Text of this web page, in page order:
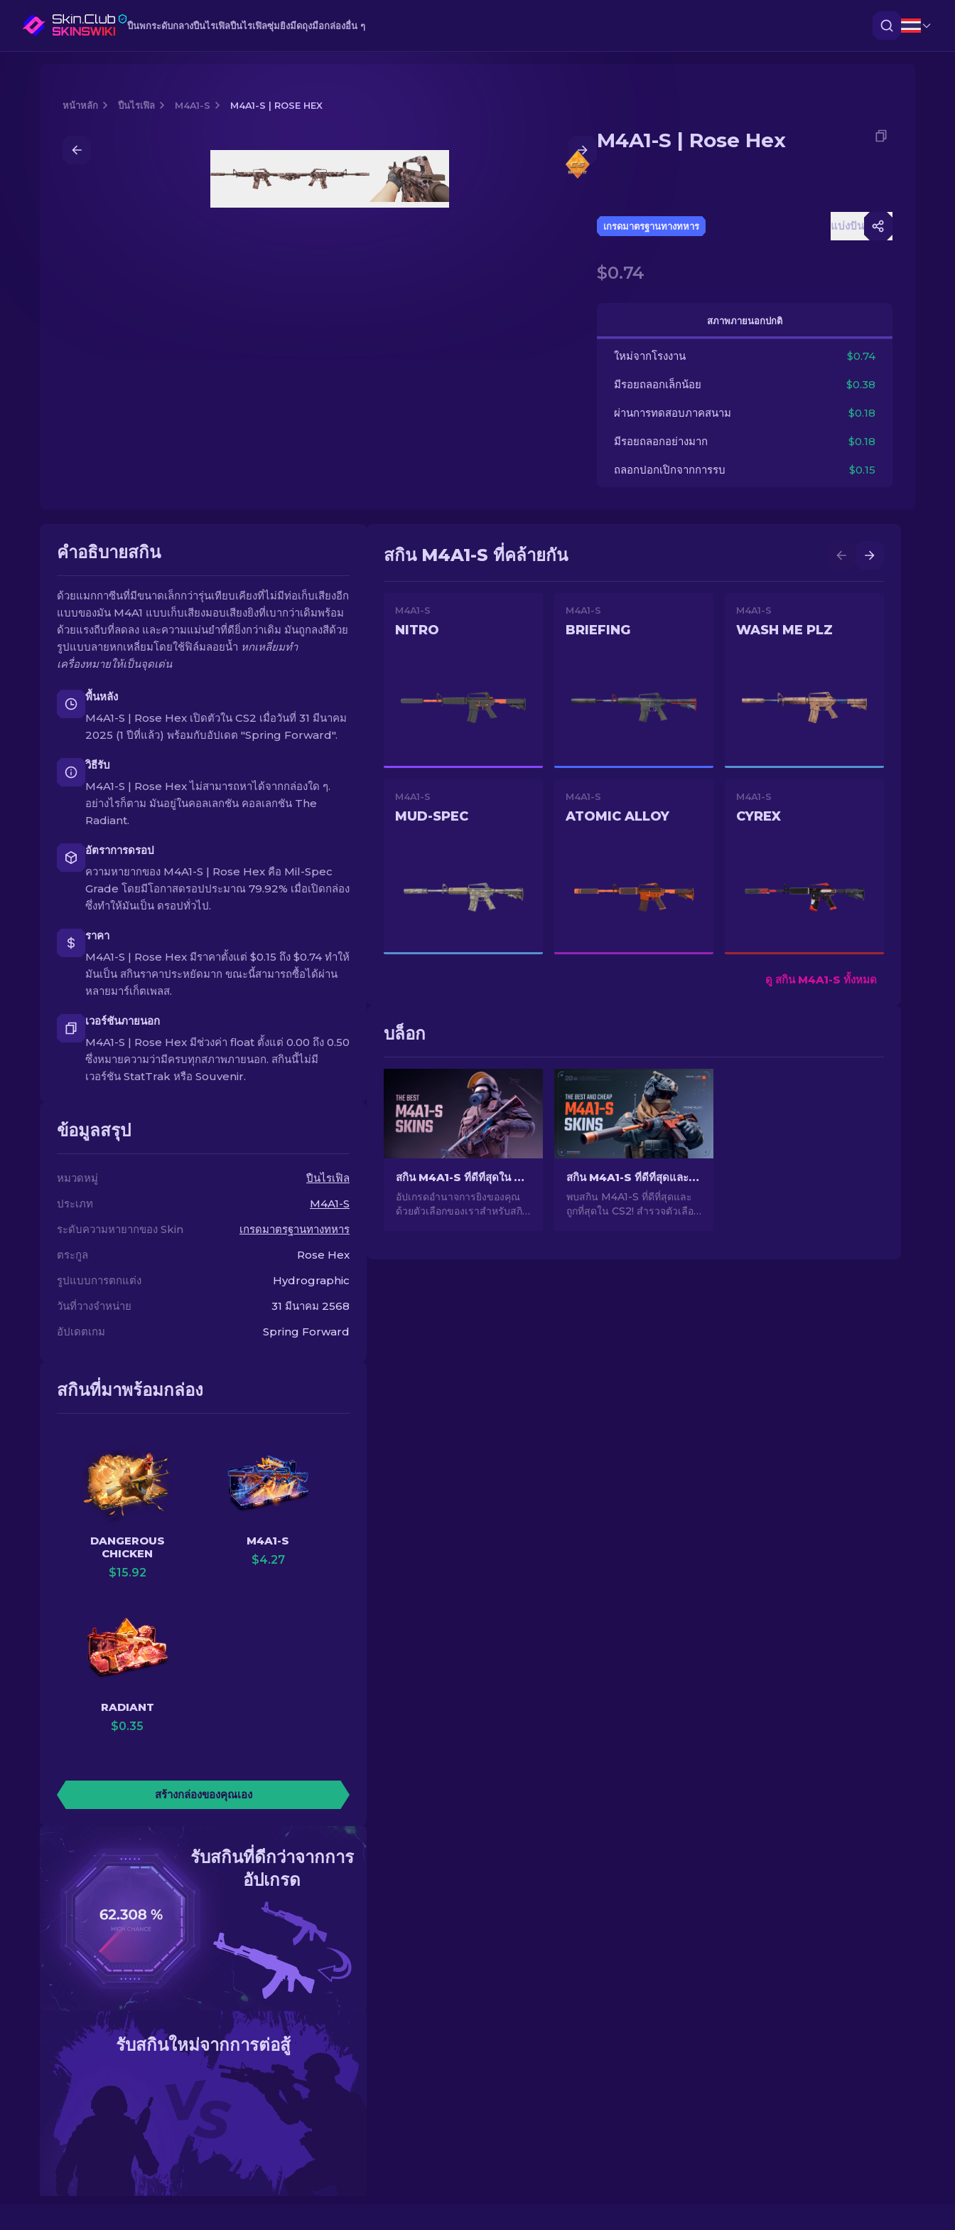
ปืนพกระดับกลางปืนไรเฟิลปืนไรเฟิลซุ่มยิงมีดถุงมือกล่องอื่น ๆ
หน้าหลัก ปืนไรเฟิล M4A1-S M4A1-S | ROSE HEX
M4A1-S | Rose Hex
เกรดมาตรฐานทางทหาร แบ่งปัน
$0.74
สภาพภายนอกปกติ
ใหม่จากโรงงาน $0.74
มีรอยถลอกเล็กน้อย $0.38
ผ่านการทดสอบภาคสนาม $0.18
มีรอยถลอกอย่างมาก $0.18
ถลอกปอกเปิกจากการรบ $0.15
คำอธิบายสกิน
ด้วยแมกกาซีนที่มีขนาดเล็กกว่ารุ่นเทียบเคียงที่ไม่มีท่อเก็บเสียงอีก
แบบของมัน M4A1 แบบเก็บเสียงมอบเสียงยิงที่เบากว่าเดิมพร้อม
ด้วยแรงถีบที่ลดลง และความแม่นยำที่ดียิ่งกว่าเดิม มันถูกลงสีด้วย
รูปแบบลายหกเหลี่ยมโดยใช้ฟิล์มลอยน้ำ หกเหลี่ยมทำ
เครื่องหมายให้เป็นจุดเด่น
พื้นหลัง
M4A1-S | Rose Hex เปิดตัวใน CS2 เมื่อวันที่ 31 มีนาคม
2025 (1 ปีที่แล้ว) พร้อมกับอัปเดต "Spring Forward".
วิธีรับ
M4A1-S | Rose Hex ไม่สามารถหาได้จากกล่องใด ๆ.
อย่างไรก็ตาม มันอยู่ในคอลเลกชัน คอลเลกชัน The
Radiant.
อัตราการดรอป
ความหายากของ M4A1-S | Rose Hex คือ Mil-Spec
Grade โดยมีโอกาสดรอปประมาณ 79.92% เมื่อเปิดกล่อง
ซึ่งทำให้มันเป็น ดรอปทั่วไป.
ราคา
M4A1-S | Rose Hex มีราคาตั้งแต่ $0.15 ถึง $0.74 ทำให้
มันเป็น สกินราคาประหยัดมาก ขณะนี้สามารถซื้อได้ผ่าน
หลายมาร์เก็ตเพลส.
เวอร์ชันภายนอก
M4A1-S | Rose Hex มีช่วงค่า float ตั้งแต่ 0.00 ถึง 0.50
ซึ่งหมายความว่ามีครบทุกสภาพภายนอก. สกินนี้ไม่มี
เวอร์ชัน StatTrak หรือ Souvenir.
ข้อมูลสรุป
หมวดหมู่
ปืนไรเฟิล
ประเภท
M4A1-S
ระดับความหายากของ Skin
เกรดมาตรฐานทางทหาร
ตระกูล
Rose Hex
รูปแบบการตกแต่ง
Hydrographic
วันที่วางจำหน่าย
31 มีนาคม 2568
อัปเดตเกม
Spring Forward
สกินที่มาพร้อมกล่อง
DANGEROUS
CHICKEN
$15.92
M4A1-S
$4.27
RADIANT
$0.35
สร้างกล่องของคุณเอง
รับสกินที่ดีกว่าจากการ
อัปเกรด
รับสกินใหม่จากการต่อสู้
สกิน M4A1-S ที่คล้ายกัน
M4A1-S
NITRO
M4A1-S
BRIEFING
M4A1-S
WASH ME PLZ
M4A1-S
MUD-SPEC
M4A1-S
ATOMIC ALLOY
M4A1-S
CYREX
ดู สกิน M4A1-S ทั้งหมด
บล็อก
สกิน M4A1-S ที่ดีที่สุดใน CS2 [2026]
อัปเกรดอำนาจการยิงของคุณ
ด้วยตัวเลือกของเราสำหรับสกิน
สกิน M4A1-S ที่ดีที่สุดและราคาถูกใน CS2 [2026]
พบสกิน M4A1-S ที่ดีที่สุดและ
ถูกที่สุดใน CS2! สํารวจตัวเลือก